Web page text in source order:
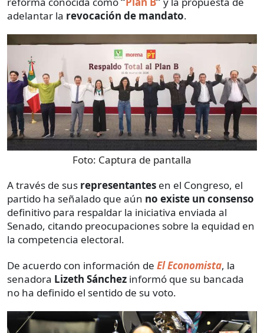
adelantar la revocación de mandato.
Foto: Captura de pantalla
A través de sus representantes en el Congreso, el
partido ha señalado que aún no existe un consenso
definitivo para respaldar la iniciativa enviada al
Senado, citando preocupaciones sobre la equidad en
la competencia electoral.
De acuerdo con información de El Economista, la
senadora Lizeth Sánchez informó que su bancada
no ha definido el sentido de su voto.